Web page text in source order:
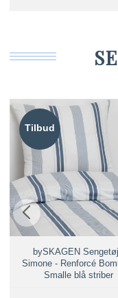
Tilbud
bySKAGEN
Simone - Renforcé
Smalle blå striber